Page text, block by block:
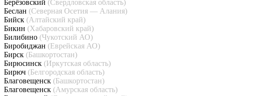
Берёзовский (Свердловская область)
Беслан (Северная Осетия — Алания)
Бийск (Алтайский край)
Бикин (Хабаровский край)
Билибино (Чукотский АО)
Биробиджан (Еврейская АО)
Бирск (Башкортостан)
Бирюсинск (Иркутская область)
Бирюч (Белгородская область)
Благовещенск (Башкортостан)
Благовещенск (Амурская область)